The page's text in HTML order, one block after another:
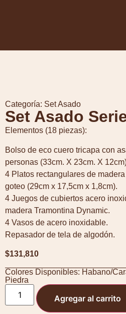
Categoría: Set Asado
Set Asado
Elementos (18 piezas):
Bolso de eco cuero tricapa con
personas (33cm. X 23cm. X
4 Platos rectangulares de
goteo (29cm x 17,5cm x 1,8cm).
4 Juegos de cubiertos acero
madera Tramontina Dynamic.
4 Vasos de acero inoxidable.
Repasador de tela de algodón.
$131,810
Colores Disponibles: Habano/
Piedra
Agregar al carrito